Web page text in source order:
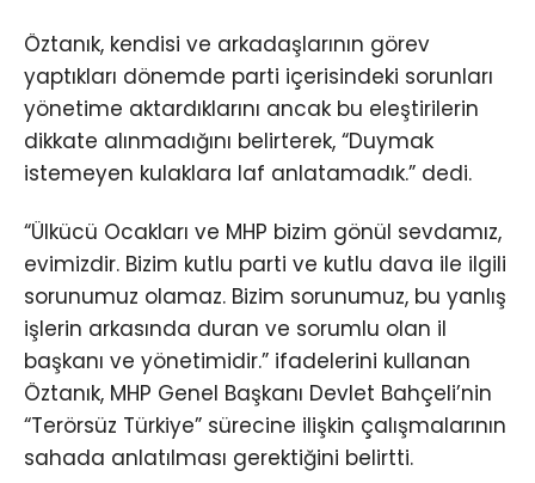
Öztanık, kendisi ve arkadaşlarının görev
yaptıkları dönemde parti içerisindeki sorunları
yönetime aktardıklarını ancak bu eleştirilerin
dikkate alınmadığını belirterek, “Duymak
istemeyen kulaklara laf anlatamadık.” dedi.
“Ülkücü Ocakları ve MHP bizim gönül sevdamız,
evimizdir. Bizim kutlu parti ve kutlu dava ile ilgili
sorunumuz olamaz. Bizim sorunumuz, bu yanlış
işlerin arkasında duran ve sorumlu olan il
başkanı ve yönetimidir.” ifadelerini kullanan
Öztanık, MHP Genel Başkanı Devlet Bahçeli’nin
“Terörsüz Türkiye” sürecine ilişkin çalışmalarının
sahada anlatılması gerektiğini belirtti.